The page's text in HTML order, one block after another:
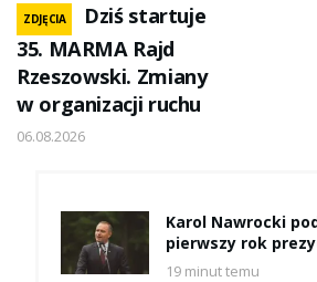
ZDJĘCIA
Dziś startuje
35. MARMA Rajd
Rzeszowski. Zmiany
w organizacji ruchu
06.08.2026
Karol Nawrocki
pierwszy rok
19 minut temu